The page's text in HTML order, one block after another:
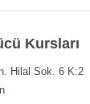
Kursları
Hilal Sok. 6 K:2